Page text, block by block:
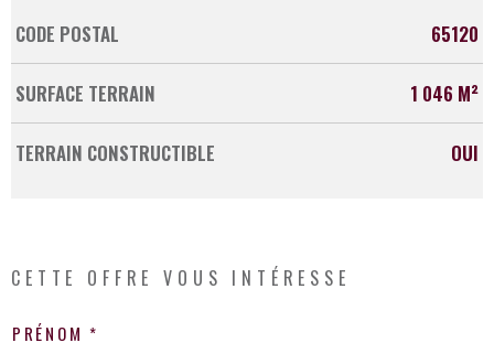
Caractérisque
CODE POSTAL 65120
SURFACE TERRAIN 1 046 M²
TERRAIN CONSTRUCTIBLE OUI
CETTE OFFRE VOUS INTÉRESSE
PRÉNOM *